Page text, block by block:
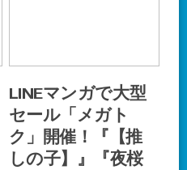
LINEマンガで大型
セール「メガト
ク」開催！『【推
しの子】』『夜桜